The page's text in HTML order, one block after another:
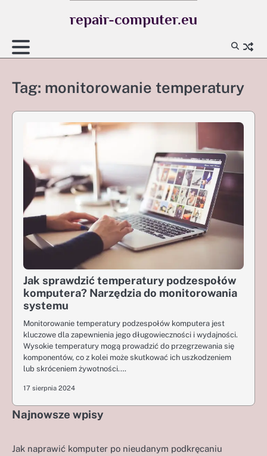
repair-computer.eu
Tag: monitorowanie temperatury
Jak sprawdzić temperatury podzespołów
komputera? Narzędzia do monitorowania
systemu
Monitorowanie temperatury podzespołów komputera jest
kluczowe dla zapewnienia jego długowieczności i wydajności.
Wysokie temperatury mogą prowadzić do przegrzewania się
komponentów, co z kolei może skutkować ich uszkodzeniem
lub skróceniem żywotności.…
17 sierpnia 2024
Najnowsze wpisy
Jak naprawić komputer po nieudanym podkręcaniu